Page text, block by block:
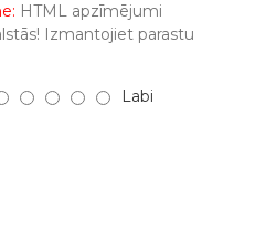
HTML apzīmējumi
Izmantojiet parastu
Labi